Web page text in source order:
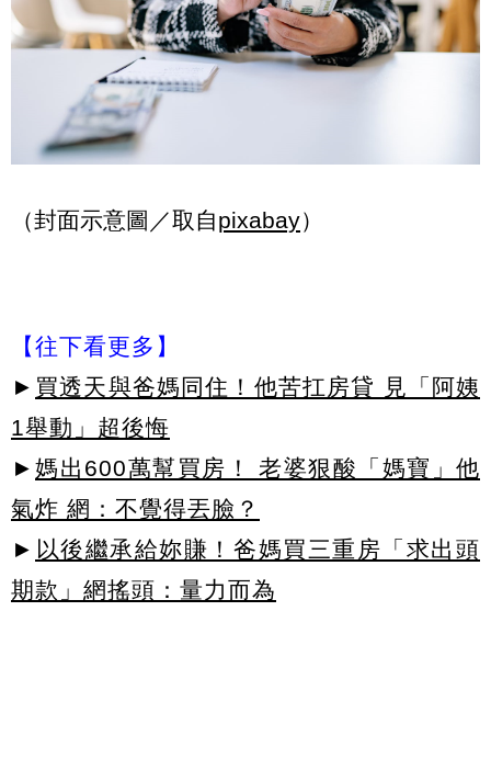
（封面示意圖／取自pixabay）
【往下看更多】
► 買透天與爸媽同住！他苦扛房貸 見「阿姨
1舉動」超後悔
► 媽出600萬幫買房！ 老婆狠酸「媽寶」他
氣炸 網：不覺得丟臉？
► 以後繼承給妳賺！爸媽買三重房「求出頭
期款」網搖頭：量力而為